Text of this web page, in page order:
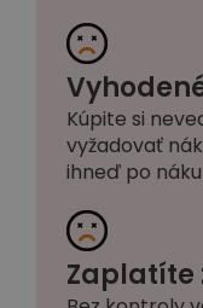
Kúpite si
vyžadovať
ihneď po
Zaplatíte